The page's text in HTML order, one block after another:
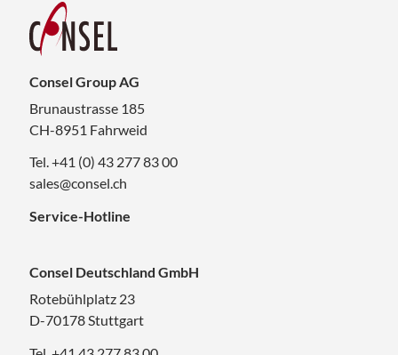
Consel Group AG
Brunaustrasse 185
CH-8951 Fahrweid
Tel. +41 (0) 43 277 83 00
sales@consel.ch
Service-Hotline
Consel Deutschland GmbH
Rotebühlplatz 23
D-70178 Stuttgart